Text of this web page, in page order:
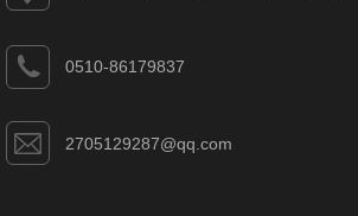
0510-86179837
2705129287@qq.com